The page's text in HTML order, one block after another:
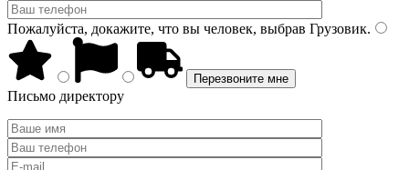
Пожалуйста, докажите, что вы человек, выбрав Грузовик.
Письмо директору